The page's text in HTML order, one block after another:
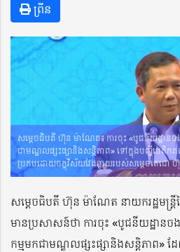
ព្រីន
សម្តេចធិបតី ហ៊ុន ម៉ាណែត៖ ការចុះ «បូជនីយដ្ឋានចង
ជាមណ្ឌលផ្សះផ្សានិងសន្តិភាព» ទៅក្នុងបញ្ជីបេតិក
ប្រកបដោយចក្ខុវិស័យវែងឆ្ងាយរបស់សម្តេចតេជោ
សម្តេចធិបតី ហ៊ុន ម៉ាណែត នាយករដ្ឋមន្រ្តី
មានប្រសាសន៍ថា ការចុះ «បូជនីយដ្ឋានចង
កម្មមកជាមណ្ឌលផ្សះផ្សានិងសន្តិភាព»